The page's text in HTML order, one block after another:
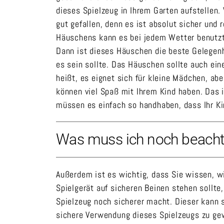
dieses Spielzeug in Ihrem Garten
gut gefallen, denn es ist absolut sicher und
Häuschens kann es bei jedem Wetter
Dann ist dieses Häuschen die beste
es sein sollte. Das Häuschen sollte auch
heißt, es eignet sich für kleine Mädchen,
können viel Spaß mit Ihrem Kind haben.
müssen es einfach so handhaben, dass Ihr
Was muss ich noch
Außerdem ist es wichtig, dass Sie wissen,
Spielgerät auf sicheren Beinen stehen
Spielzeug noch sicherer macht. Dieser
sichere Verwendung dieses Spielzeugs zu